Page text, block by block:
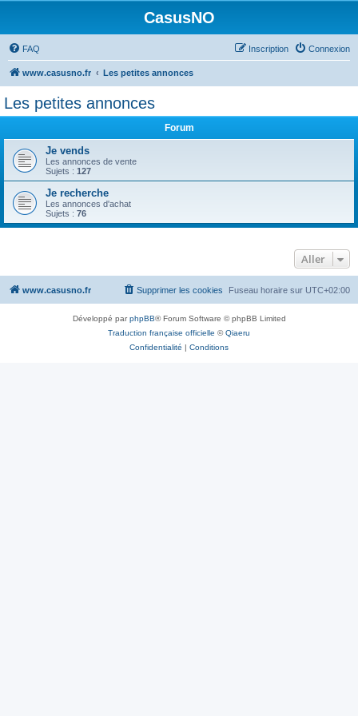
CasusNO
FAQ Connexion
Inscription
www.casusno.fr Les petites annonces
Les petites annonces
Forum
Je vends
Les annonces de vente
Sujets : 127
Je recherche
Les annonces d'achat
Sujets : 76
Aller
www.casusno.fr Fuseau horaire sur UTC+02:00
Supprimer les cookies
Développé parphpBB® Forum Software © phpBB Limited
Traduction française officielle ©Qiaeru
Confidentialité | Conditions